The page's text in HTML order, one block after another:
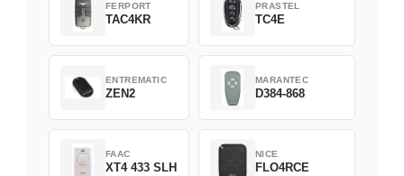
FERPORT
TAC4KR
PRASTEL
TC4E
ENTREMATIC
ZEN2
MARANTEC
D384-868
FAAC
XT4 433 SLH
NICE
FLO4RCE